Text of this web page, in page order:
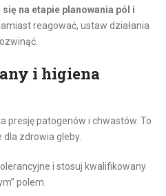
na etapie planowania pól i
reagować, ustaw działania
i higiena
presję patogenów i chwastów. To
zdrowia gleby.
i stosuj kwalifikowany
polem.